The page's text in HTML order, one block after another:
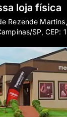
loja física
Rezende
SP, CEP: